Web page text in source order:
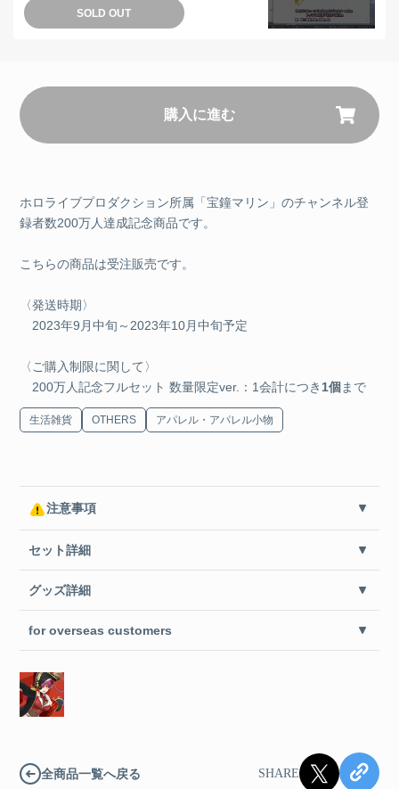
SOLD OUT
購入に進む
ホロライブプロダクション所属「宝鐘マリン」のチャンネル登
録者数200万人達成記念商品です。
こちらの商品は受注販売です。
〈発送時期〉
2023年9月中旬～2023年10月中旬予定
〈ご購入制限に関して〉
200万人記念フルセット 数量限定ver.：1会計につき 1個 まで
生活雑貨 OTHERS アパレル・アパレル小物
注意事項
セット詳細
グッズ詳細
for overseas customers
全商品一覧へ戻る SHARE